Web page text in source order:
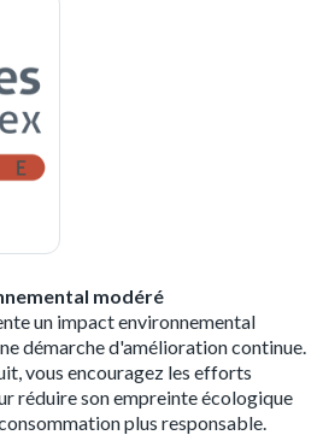
modéré
un impact environnemental
démarche d'amélioration continue.
vous encouragez les efforts
réduire son empreinte écologique
plus responsable.